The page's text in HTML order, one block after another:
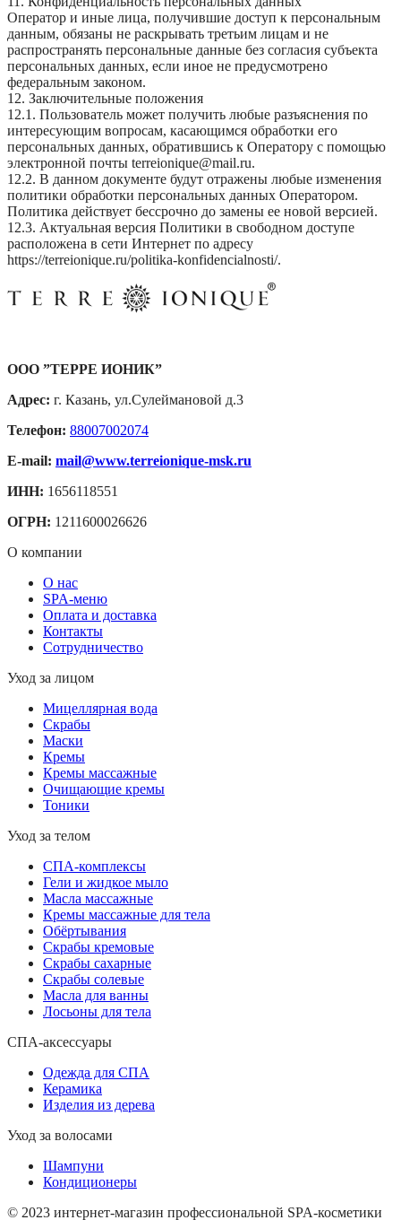
Оператор и иные лица, получившие доступ к персональным
данным, обязаны не раскрывать третьим лицам и не
распространять персональные данные без согласия субъекта
персональных данных, если иное не предусмотрено
федеральным законом.
12. Заключительные положения
12.1. Пользователь может получить любые разъяснения по
интересующим вопросам, касающимся обработки его
персональных данных, обратившись к Оператору с помощью
электронной почты terreionique@mail.ru.
12.2. В данном документе будут отражены любые изменения
политики обработки персональных данных Оператором.
Политика действует бессрочно до замены ее новой версией.
12.3. Актуальная версия Политики в свободном доступе
расположена в сети Интернет по адресу
https://terreionique.ru/politika-konfidencialnosti/.
ООО ”ТЕРРЕ ИОНИК”
Адрес: г. Казань, ул.Сулеймановой д.3
Телефон: 88007002074
E-mail: mail@www.terreionique-msk.ru
ИНН: 1656118551
ОГРН: 1211600026626
О компании
О нас
SPA-меню
Оплата и доставка
Контакты
Сотрудничество
Уход за лицом
Мицеллярная вода
Скрабы
Маски
Кремы
Кремы массажные
Очищающие кремы
Тоники
Уход за телом
СПА-комплексы
Гели и жидкое мыло
Масла массажные
Кремы массажные для тела
Обёртывания
Скрабы кремовые
Скрабы сахарные
Скрабы солевые
Масла для ванны
Лосьоны для тела
СПА-аксессуары
Одежда для СПА
Керамика
Изделия из дерева
Уход за волосами
Шампуни
Кондиционеры
© 2023 интернет-магазин профессиональной SPA-косметики